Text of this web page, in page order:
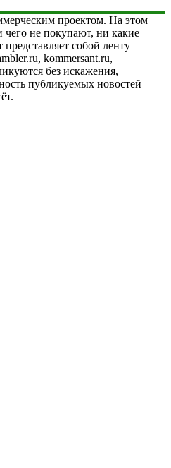
проектом. На этом
чего не покупают, ни какие
собой ленту
kommersant.ru,
без искажения,
публикуемых новостей